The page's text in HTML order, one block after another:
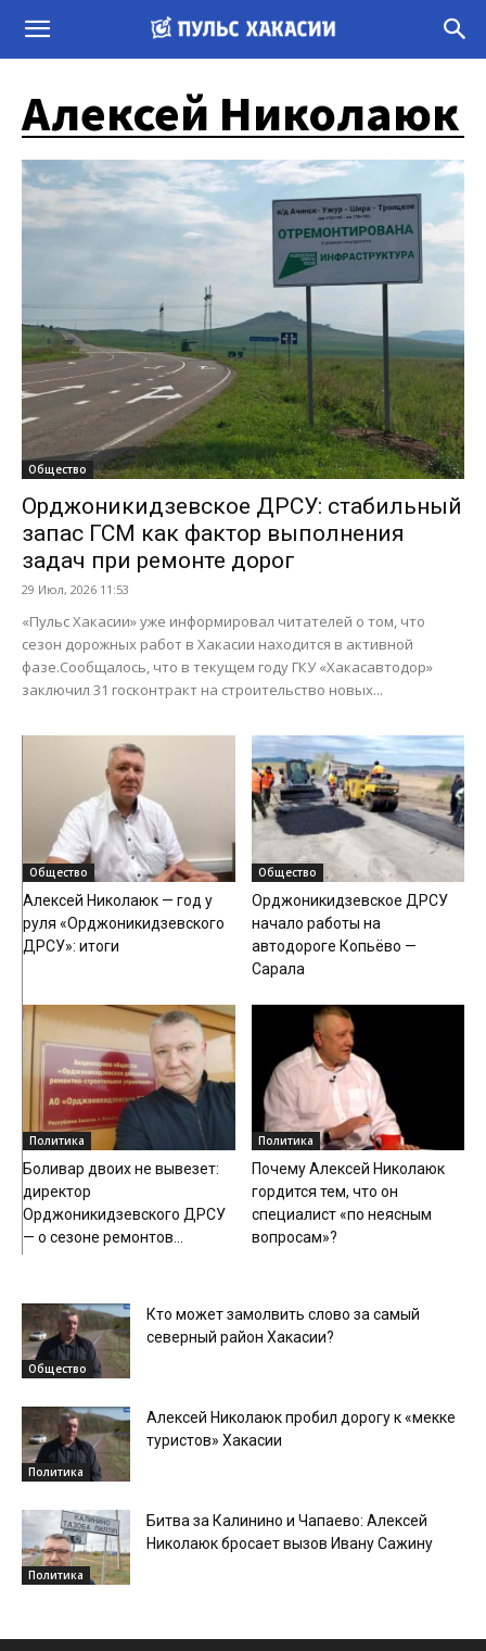
Алексей Николаюк
Общество
Орджоникидзевское ДРСУ: стабильный
запас ГСМ как фактор выполнения
задач при ремонте дорог
29 Июл, 2026 11:53
«Пульс Хакасии» уже информировал читателей о том, что
сезон дорожных работ в Хакасии находится в активной
фазе.Сообщалось, что в текущем году ГКУ «Хакасавтодор»
заключил 31 госконтракт на строительство новых...
Общество
Алексей Николаюк — год у
руля «Орджоникидзевского
ДРСУ»: итоги
Общество
Орджоникидзевское ДРСУ
начало работы на
автодороге Копьёво —
Сарала
Политика
Боливар двоих не вывезет:
директор
Орджоникидзевского ДРСУ
— о сезоне ремонтов...
Политика
Почему Алексей Николаюк
гордится тем, что он
специалист «по неясным
вопросам»?
Общество
Кто может замолвить слово за самый
северный район Хакасии?
Политика
Алексей Николаюк пробил дорогу к «мекке
туристов» Хакасии
Политика
Битва за Калинино и Чапаево: Алексей
Николаюк бросает вызов Ивану Сажину